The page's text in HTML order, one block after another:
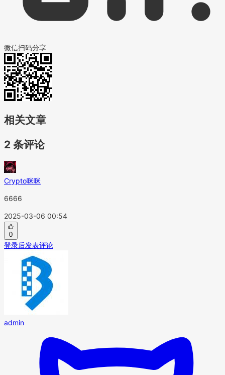
微信扫码分享
相关文章
2 条评论
Crypto咪咪
6666
2025-03-06 00:54
0
登录后发表评论
admin